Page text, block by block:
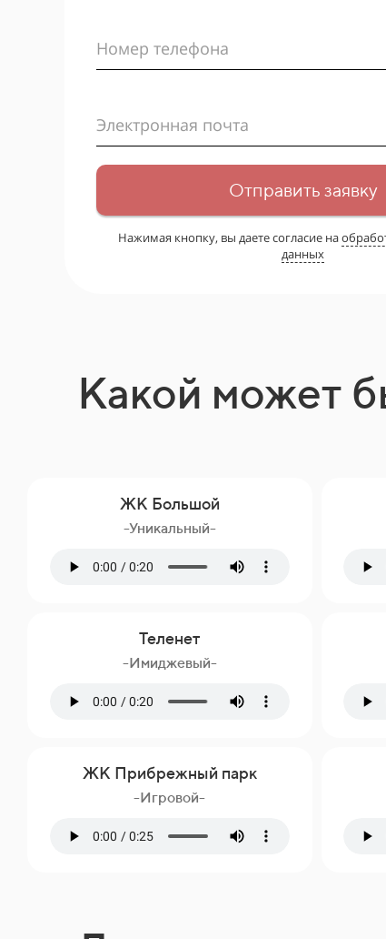
Номер телефона
Электронная почта
Отправить заявку
Нажимая кнопку, вы даете согласие на
данных
Какой может
ЖК Большой
-Уникальный-
Теленет
-Имиджевый-
ЖК Прибрежный парк
-Игровой-